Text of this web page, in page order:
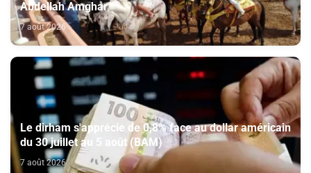
Abdellah Amghar
7 août 2026
Le dirham s'apprécie de 0,8% face au dollar américain
du 30 juillet au 5 août (BAM)
7 août 2026